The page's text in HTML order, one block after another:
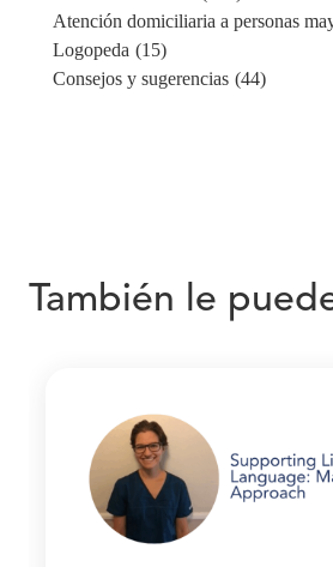
Atención domiciliaria a personas
Logopeda (15)
Consejos y sugerencias (44)
También le